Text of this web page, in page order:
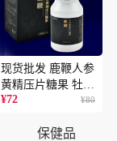
现货批发 鹿鞭人参
黄精压片糖果 牡蛎
片 男性片剂人参黄
¥72 ¥80
保健品